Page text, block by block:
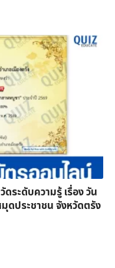
ระดับความรู้ เรื่อง วัน
ดประชาชน จังหวัดตรัง